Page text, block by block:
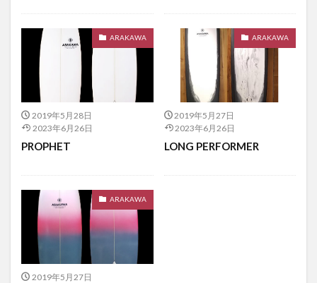
ARAKAWA
2019年5月28日
2023年6月26日
PROPHET
ARAKAWA
2019年5月27日
2023年6月26日
LONG PERFORMER
ARAKAWA
2019年5月27日